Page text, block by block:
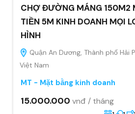
CHỢ ĐƯỜNG MÁNG 150M2
TIỀN 5M KINH DOANH MỌI
HÌNH
Quận An Dương, Thành phố Hải
Việt Nam
MT - Mặt bằng kinh doanh
15.000.000 vnđ / tháng